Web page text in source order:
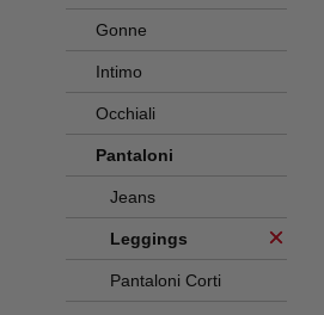
Gonne
Intimo
Occhiali
Pantaloni
Jeans
Leggings
Pantaloni Corti